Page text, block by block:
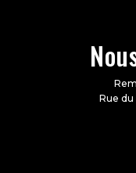
Rue du